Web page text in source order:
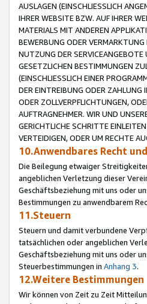
AUSLAGEN (EINSCHLIESSLICH
IHRER WEBSITE BZW. AUF IHRER
MATERIALS MIT ANDEREN
BEWERBUNG ODER VERMARKTUNG
NUTZUNG DER
GESETZLICHEN BESTIMMUNGEN
(EINSCHLIESSLICH EINER
DER EINTREIBUNG ODER ZAHLUNG
ODER ZOLLVERPFLICHTUNGEN,
AUFTRAGNEHMER. WIR UND
GERICHTLICHE SCHRITTE
VERTEIDIGEN, ODER UM RECHTE
10.Anwendbares Recht
Die Beilegung etwaiger
angeblichen Verletzung dieser
Geschäftsbeziehung mit uns oder
Bestimmungen zu anwendbarem
11.Steuern
Steuern und damit verbundene
tatsächlichen oder angeblichen
Geschäftsbeziehung mit uns oder
Steuerbestimmungen in Anhang 3.
12.Weitere Bestimmungen
Wir können von Zeit zu Zeit